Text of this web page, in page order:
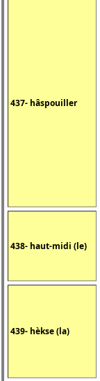
437- hâspouiller
438- haut-midi (le)
439- hèkse (la)